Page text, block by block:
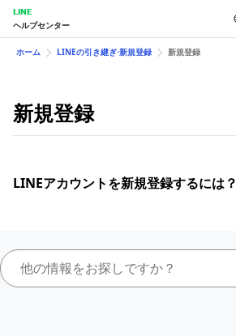
LINE
ヘルプセンター
ホーム LINEの引き継ぎ⋅新規登録 新規登録
新規登録
LINEアカウントを新規登録するには？